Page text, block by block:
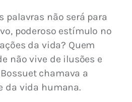
palavras não será para
poderoso estímulo no
da vida? Quem
não vive de ilusões e
chamava a
da vida humana.